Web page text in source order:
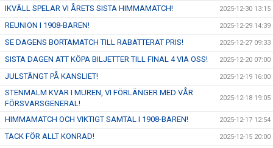
IKVÄLL SPELAR VI ÅRETS SISTA HIMMAMATCH! 2025-12-30 13:15
REUNION I 1908-BAREN! 2025-12-29 14:39
SE DAGENS BORTAMATCH TILL RABATTERAT PRIS! 2025-12-27 09:33
SISTA DAGEN ATT KÖPA BILJETTER TILL FINAL 4 VIA OSS! 2025-12-20 07:00
JULSTÄNGT PÅ KANSLIET! 2025-12-19 16:00
STENMALM KVAR I MUREN, VI FÖRLÄNGER MED VÅR
FÖRSVARSGENERAL!
2025-12-18 19:05
HIMMAMATCH OCH VIKTIGT SAMTAL I 1908-BAREN! 2025-12-17 12:54
TACK FÖR ALLT KONRAD! 2025-12-15 20:00